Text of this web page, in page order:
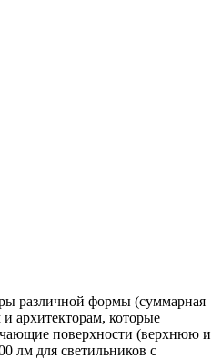
различной формы (суммарная
архитекторам, которые
поверхности (верхнюю и
лм для светильников с